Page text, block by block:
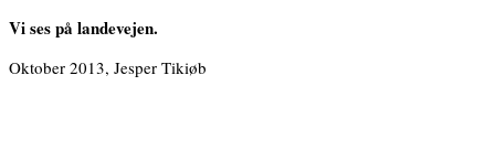
Vi ses på landevejen.
Oktober 2013, Jesper Tikiøb